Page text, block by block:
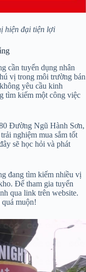
hiện đại tiện lợi
cần tuyển dụng nhân
vị trong môi trường bán
yêu cầu kinh
tìm kiếm một công việc
Đường Ngũ Hành Sơn,
nghiệm mua sắm tốt
sẽ học hỏi và phát
đang tìm kiếm nhiều vị
Để tham gia tuyển
qua link trên website.
muộn!